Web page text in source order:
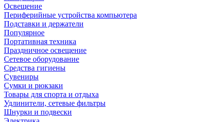
Освещение
Периферийные устройства компьютера
Подставки и держатели
Популярное
Портативная техника
Праздничное освещение
Сетевое оборудование
Средства гигиены
Сувениры
Сумки и рюкзаки
Товары для спорта и отдыха
Удлинители, сетевые фильтры
Шнурки и подвески